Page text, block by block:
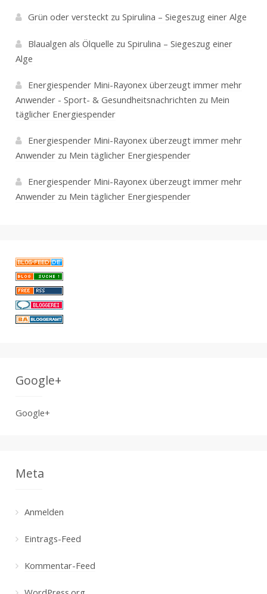
Grün oder verstecktzu Spirulina – Siegeszug einer Alge
Blaualgen als Ölquelle zu Spirulina – Siegeszug einer
Alge
Energiespender Mini-Rayonex überzeugt immer mehr
Anwender - Sport- & Gesundheitsnachrichten zu Mein
täglicher Energiespender
Energiespender Mini-Rayonex überzeugt immer mehr
Anwenderzu Mein täglicher Energiespender
Energiespender Mini-Rayonex überzeugt immer mehr
Anwenderzu Mein täglicher Energiespender
Google+
Google+
Meta
Anmelden
Eintrags-Feed
Kommentar-Feed